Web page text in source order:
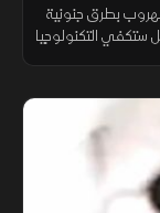
بطرق جنونية
ستكفي التكنولوجيا